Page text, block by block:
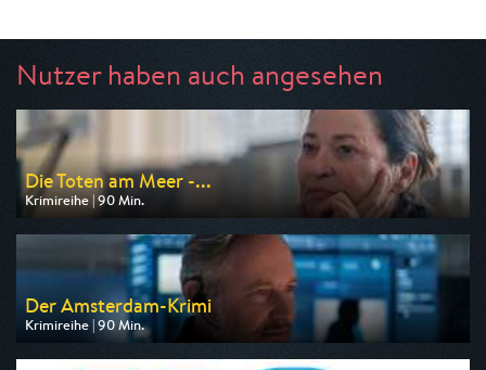
Nutzer haben auch angesehen
Die Toten am Meer -...
Krimireihe | 90 Min.
Ausgestrahlt von ARD
am 08.08.2026, 20:15
Der Amsterdam-Krimi
Krimireihe | 90 Min.
Ausgestrahlt von ARD
am 13.08.2026, 20:15